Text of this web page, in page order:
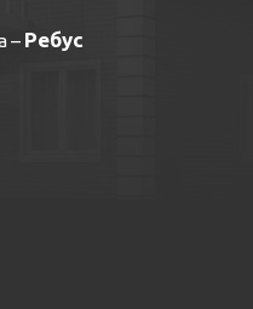
– Ребус